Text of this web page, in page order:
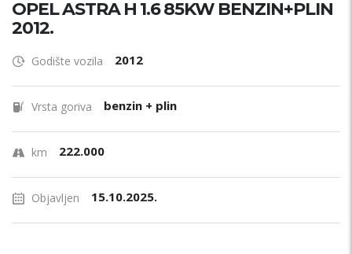
OPEL ASTRA H 1.6 85KW BENZIN+PLIN
2012.
Godište vozila 2012
Vrsta goriva benzin + plin
km 222.000
Objavljen 15.10.2025.